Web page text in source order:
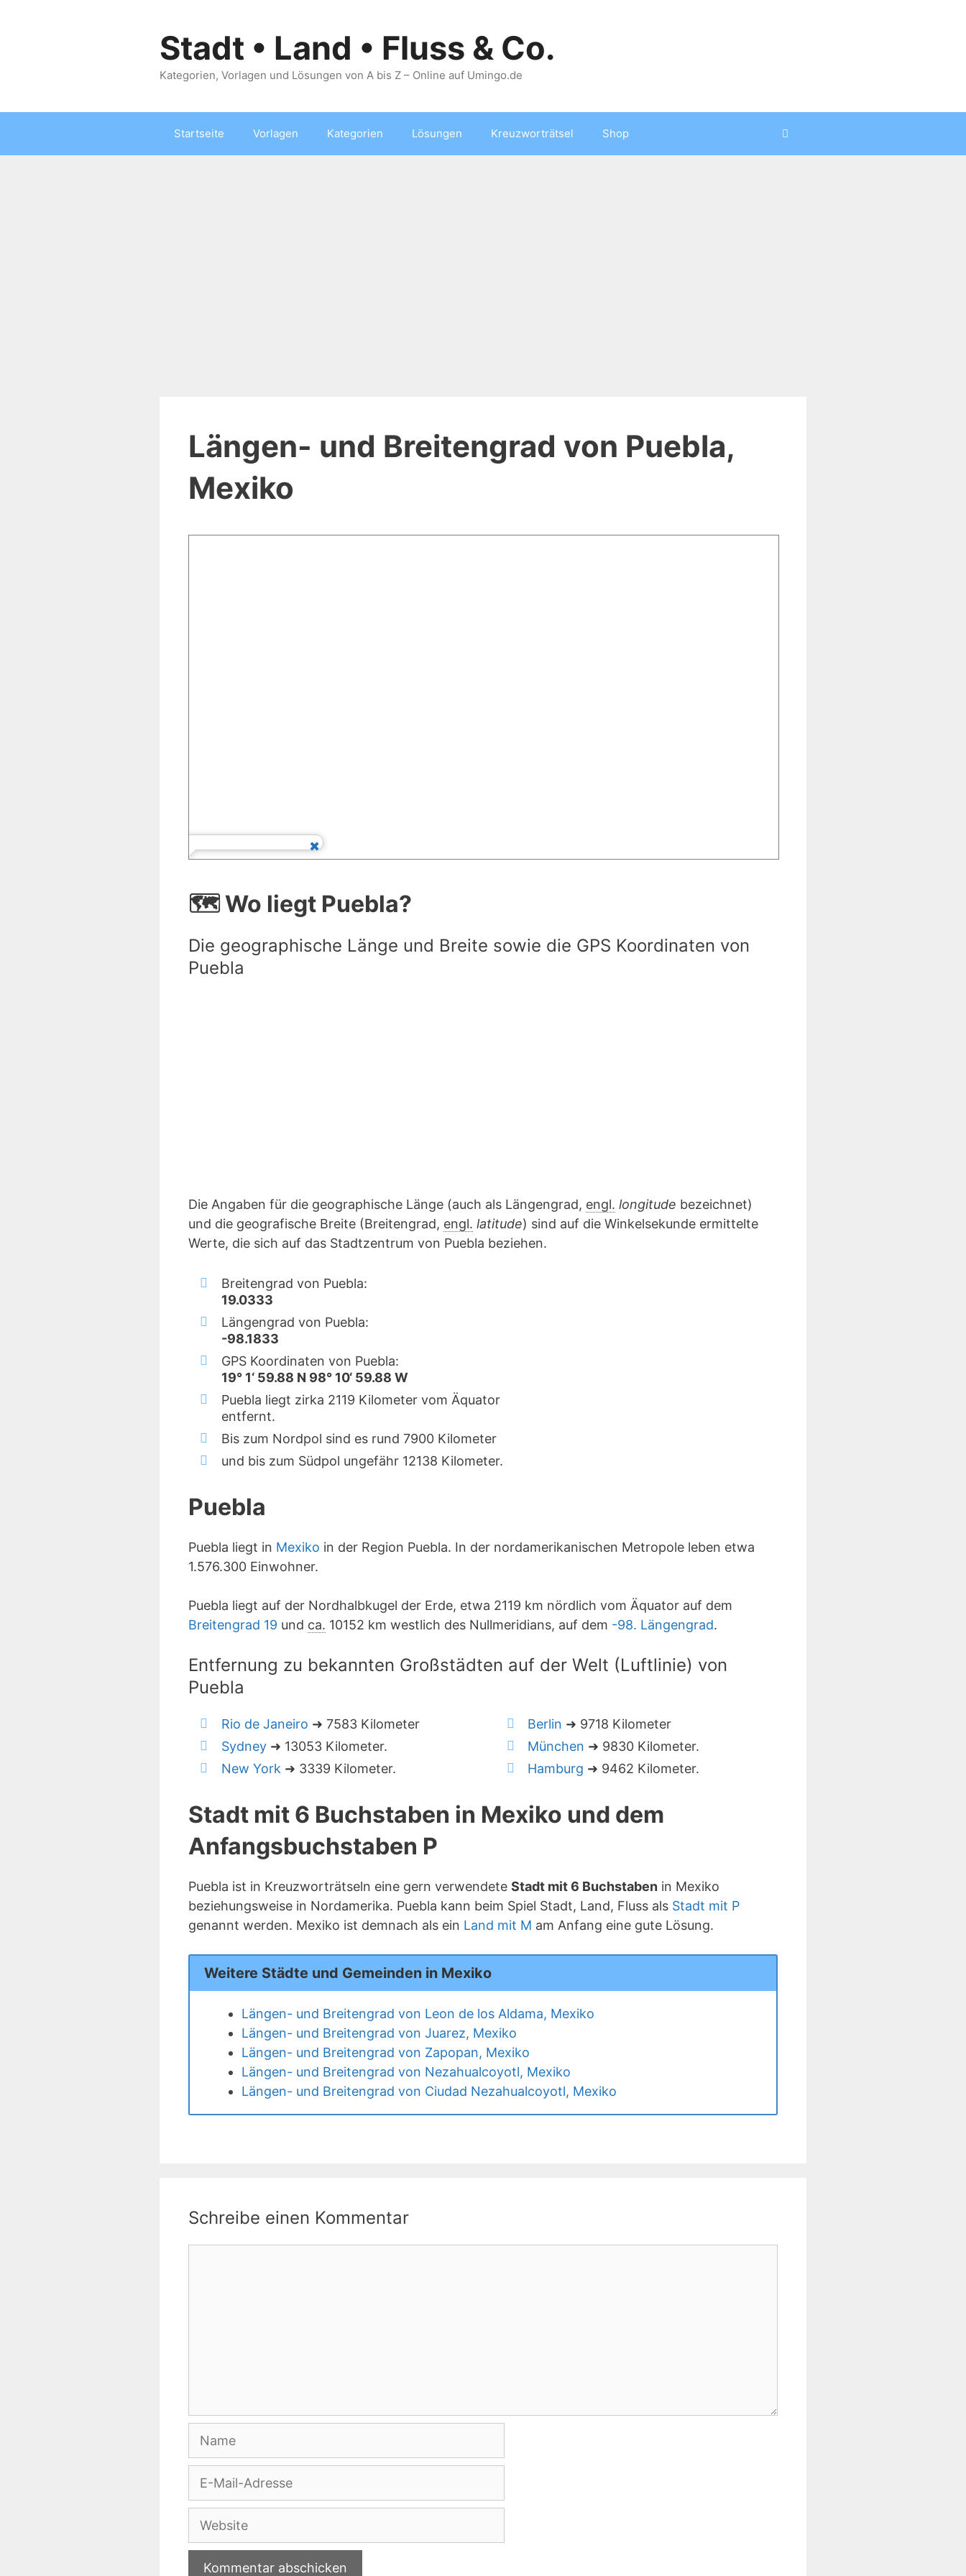
Stadt • Land • Fluss & Co.
Kategorien, Vorlagen und Lösungen von A bis Z – Online auf Umingo.de
Startseite Vorlagen Kategorien Lösungen Kreuzworträtsel Shop
Längen- und Breitengrad von Puebla,
Mexiko
🗺️ Wo liegt Puebla?
Die geographische Länge und Breite sowie die GPS Koordinaten von
Puebla
Die Angaben für die geographische Länge (auch als Längengrad, engl. longitude bezeichnet)
und die geografische Breite (Breitengrad, engl. latitude) sind auf die Winkelsekunde ermittelte
Werte, die sich auf das Stadtzentrum von Puebla beziehen.
Breitengrad von Puebla:
19.0333
Längengrad von Puebla:
-98.1833
GPS Koordinaten von Puebla:
19° 1‘ 59.88 N 98° 10‘ 59.88 W
Puebla liegt zirka 2119 Kilometer vom Äquator
entfernt.
Bis zum Nordpol sind es rund 7900 Kilometer
und bis zum Südpol ungefähr 12138 Kilometer.
Puebla
Puebla liegt in Mexiko in der Region Puebla. In der nordamerikanischen Metropole leben etwa
1.576.300 Einwohner.
Puebla liegt auf der Nordhalbkugel der Erde, etwa 2119 km nördlich vom Äquator auf dem
Breitengrad 19 und ca. 10152 km westlich des Nullmeridians, auf dem -98. Längengrad.
Entfernung zu bekannten Großstädten auf der Welt (Luftlinie) von
Puebla
Rio de Janeiro ➜ 7583 Kilometer
Sydney ➜ 13053 Kilometer.
New York ➜ 3339 Kilometer.
Berlin ➜ 9718 Kilometer
München ➜ 9830 Kilometer.
Hamburg ➜ 9462 Kilometer.
Stadt mit 6 Buchstaben in Mexiko und dem
Anfangsbuchstaben P
Puebla ist in Kreuzworträtseln eine gern verwendete Stadt mit 6 Buchstaben in Mexiko
beziehungsweise in Nordamerika. Puebla kann beim Spiel Stadt, Land, Fluss als Stadt mit P
genannt werden. Mexiko ist demnach als ein Land mit M am Anfang eine gute Lösung.
Weitere Städte und Gemeinden in Mexiko
Längen- und Breitengrad von Leon de los Aldama, Mexiko
Längen- und Breitengrad von Juarez, Mexiko
Längen- und Breitengrad von Zapopan, Mexiko
Längen- und Breitengrad von Nezahualcoyotl, Mexiko
Längen- und Breitengrad von Ciudad Nezahualcoyotl, Mexiko
Schreibe einen Kommentar
Adresse
Website